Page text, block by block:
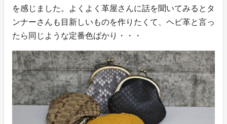
を感じました。よくよく革屋さんに話を聞いてみるとタ
ンナーさんも目新しいものを作りたくて、ヘビ革と言っ
たら同じような定番色ばかり・・・